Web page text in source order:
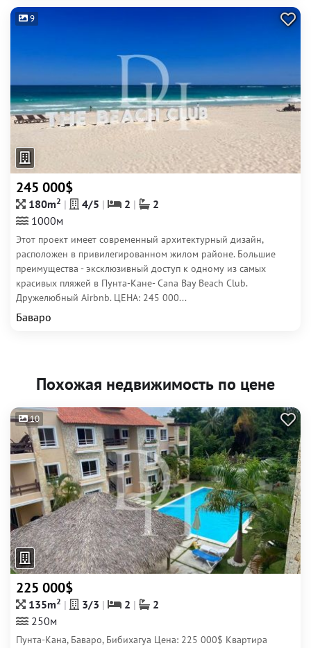
9
245 000$
180m2 4/5 2
2
1000м
Этот проект имеет современный архитектурный дизайн,
расположен в привилегированном жилом районе. Большие
преимущества - эксклюзивный доступ к одному из самых
красивых пляжей в Пунта-Кане- Cana Bay Beach Club.
Дружелюбный Airbnb. ЦЕНА: 245 000...
Баваро
Похожая недвижимость по цене
10
225 000$
135m2 3/3 2
2
250м
Пунта-Кана, Баваро, Бибихагуа Цена: 225 000$ Квартира